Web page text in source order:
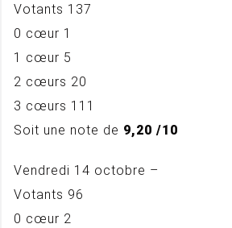
Votants 137
0 cœur 1
1 cœur 5
2 cœurs 20
3 cœurs 111
Soit une note de 9,20 /10
Vendredi 14 octobre –
Votants 96
0 cœur 2